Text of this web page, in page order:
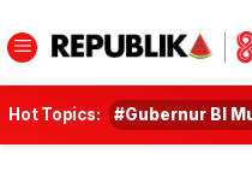
Hot Topics: #Gubernur BI